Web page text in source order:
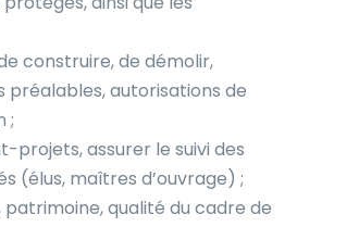
construire, de démolir,
autorisations de
;
projets, assurer le suivi des
(élus, maîtres d’ouvrage) ;
qualité du cadre de